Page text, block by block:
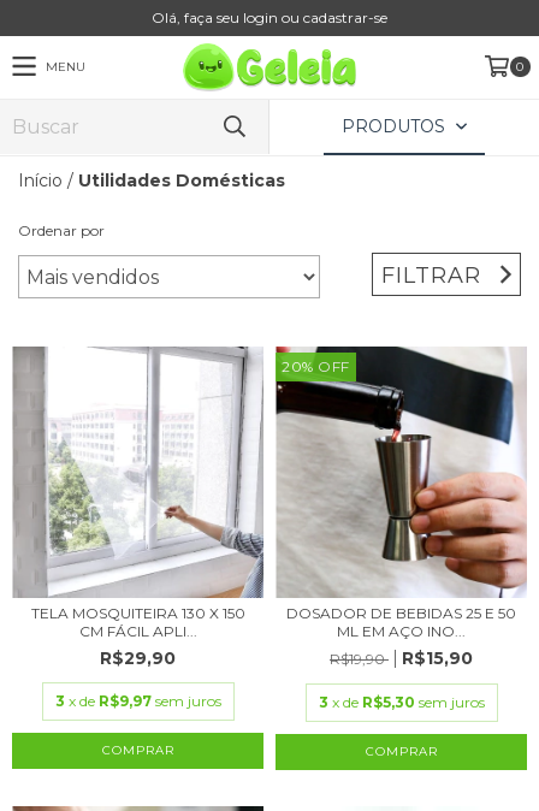
Olá, faça seu login ou cadastrar-se
MENU 0
PRODUTOS
Início / Utilidades Domésticas
Ordenar por
FILTRAR
TELA MOSQUITEIRA 130 X 150
CM FÁCIL APLI...
R$29,90
3 x de R$9,97 sem juros
20% OFF
DOSADOR DE BEBIDAS 25 E 50
ML EM AÇO INO...
R$19,90
R$15,90
3 x de R$5,30 sem juros